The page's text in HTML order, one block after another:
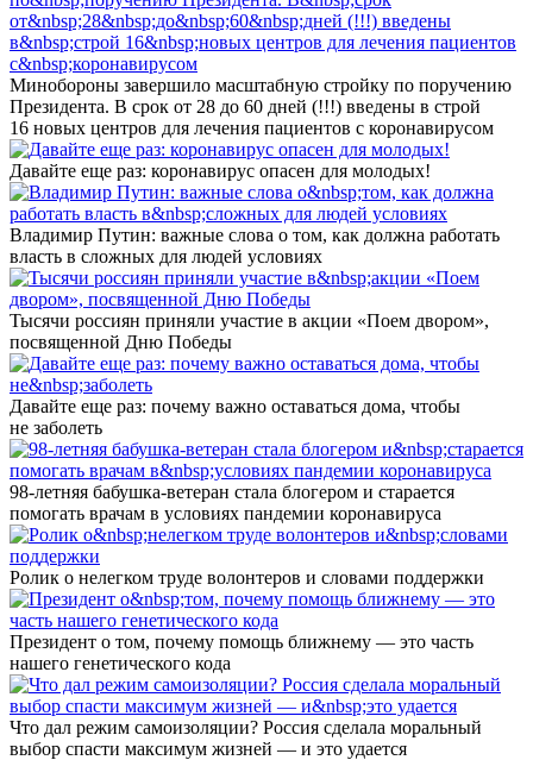
Минобороны завершило масштабную стройку по поручению
Президента. В срок от 28 до 60 дней (!!!) введены в строй
16 новых центров для лечения пациентов с коронавирусом
Давайте еще раз: коронавирус опасен для молодых!
Владимир Путин: важные слова о том, как должна работать
власть в сложных для людей условиях
Тысячи россиян приняли участие в акции «Поем двором»,
посвященной Дню Победы
Давайте еще раз: почему важно оставаться дома, чтобы
не заболеть
98-летняя бабушка-ветеран стала блогером и старается
помогать врачам в условиях пандемии коронавируса
Ролик о нелегком труде волонтеров и словами поддержки
Президент о том, почему помощь ближнему — это часть
нашего генетического кода
Что дал режим самоизоляции? Россия сделала моральный
выбор спасти максимум жизней — и это удается